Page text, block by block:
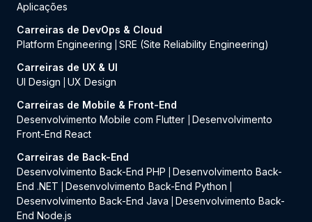
Aplicações
Carreiras de DevOps & Cloud
Platform Engineering
SRE (Site Reliability Engineering)
Carreiras de UX & UI
UI Design
UX Design
Carreiras de Mobile & Front-End
Desenvolvimento Mobile com Flutter
Desenvolvimento
Front-End React
Carreiras de Back-End
Desenvolvimento Back-End PHP
Desenvolvimento Back-
End .NET
Desenvolvimento Back-End Python
Desenvolvimento Back-End Java
Desenvolvimento Back-
End Node.js